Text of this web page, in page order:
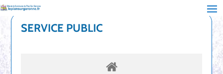
SERVICE PUBLIC